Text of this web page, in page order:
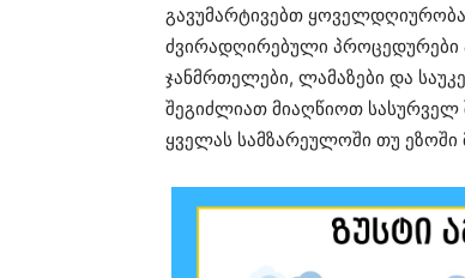
გავუმარტივებთ
ძვირადღირებული პროცედურები
ჯანმრთელები, ლამაზები და
შეგიძლიათ მიაღწიოთ სასურველ
ყველას სამზარეულოში თუ ეზოში